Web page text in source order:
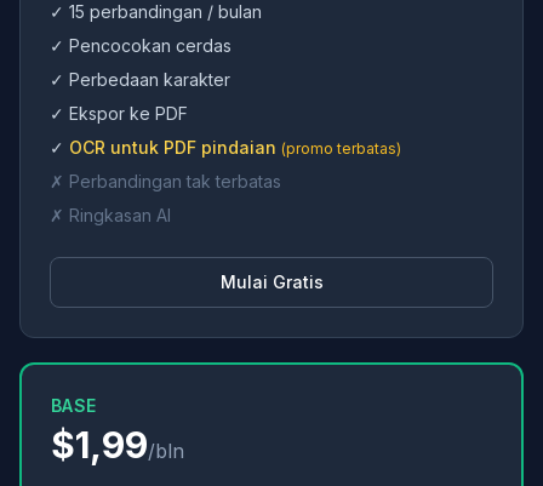
✓ 15 perbandingan / bulan
✓ Pencocokan cerdas
✓ Perbedaan karakter
✓ Ekspor ke PDF
✓ OCR untuk PDF pindaian (promo terbatas)
✗ Perbandingan tak terbatas
✗ Ringkasan AI
Mulai Gratis
BASE
$1,99/bln